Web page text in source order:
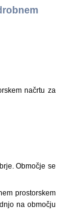
načrtu za
Območje se
prostorskem
na območju